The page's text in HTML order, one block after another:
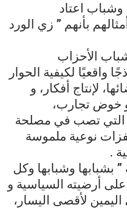
وشباب اعتاد
بأنهم ” زي الورد
الأحزاب
واقعيًا لكيفية الحوار
لإنتاج أفكار، و
خوض تجارب،
التي تصب في مصلحة
نوعية ملموسة
.
بشبابها وشبابها وكل
أرضيته السياسية و
لأقصى اليسار،